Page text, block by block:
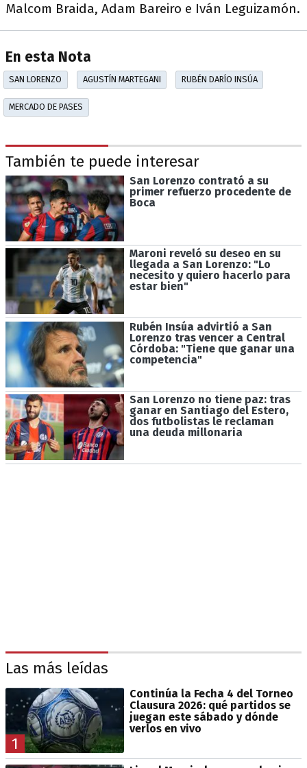
Malcom Braida, Adam Bareiro e Iván Leguizamón.
En esta Nota
SAN LORENZO AGUSTÍN MARTEGANI RUBÉN DARÍO INSÚA
MERCADO DE PASES
También te puede interesar
San Lorenzo contrató a su
primer refuerzo procedente de
Boca
Maroni reveló su deseo en su
llegada a San Lorenzo: "Lo
necesito y quiero hacerlo para
estar bien"
Rubén Insúa advirtió a San
Lorenzo tras vencer a Central
Córdoba: "Tiene que ganar una
competencia"
San Lorenzo no tiene paz: tras
ganar en Santiago del Estero,
dos futbolistas le reclaman
una deuda millonaria
Las más leídas
1
Continúa la Fecha 4 del Torneo
Clausura 2026: qué partidos se
juegan este sábado y dónde
verlos en vivo